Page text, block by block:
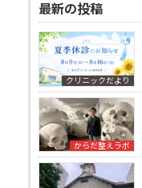
最新の投稿
クリニックだより
からだ整えラボ